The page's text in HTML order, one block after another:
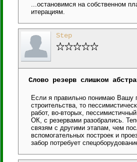
...остановимся на собственном
итерациям.
Step
Слово резерв слишком
Если я правильно понимаю Вашу
строительства, то
работ, во-вторых,
ОК, с резервами разобрались.
связям с другими этапам, чем
вспомогательных построек и
забор потребует